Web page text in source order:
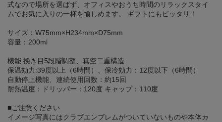
式なので場所を選ばず、オフィスやおうち時間のリラックスタイ
ムでお気に入りの一杯を愉しめます。 ギフトにもピッタリ！
サイズ：W75mm×H234mm×D75mm
容量：200ml
機能 挽き目5段階調整、真空二重構造
保温効力:39度以上（6時間）、保冷効力：12度以下（6時間）
自動停止機能、連続使用回数：約15回
耐熱温度：ドリッパー：120度 キャップ：110度
■ご注意ください
イメージ写真にはクラブエンブレムがついていないものや本体カ